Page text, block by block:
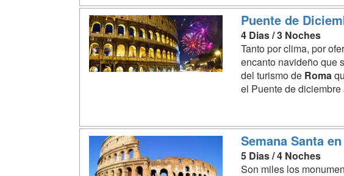
Puente de
4 Dias / 3 Noches
Tanto por clima, por
encanto navideño que
del turismo de Roma
el Puente de diciembre
Semana Santa
5 Dias / 4 Noches
Son miles los